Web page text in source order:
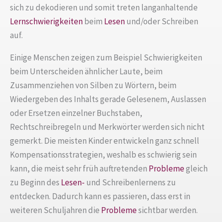
sich zu dekodieren und somit treten langanhaltende
Lernschwierigkeitenbeim Lesenund/oder Schreiben
auf.
Einige Menschen zeigen zum Beispiel Schwierigkeiten
beim Unterscheiden ähnlicher Laute, beim
Zusammenziehen von Silben zu Wörtern, beim
Wiedergeben des Inhalts gerade Gelesenem, Auslassen
oder Ersetzen einzelner Buchstaben,
Rechtschreibregeln und Merkwörter werden sich nicht
gemerkt. Die meisten Kinder entwickeln ganz schnell
Kompensationsstrategien, weshalb es schwierig sein
kann, die meist sehr früh auftretenden Problemegleich
zu Beginn des Lesen- und Schreibenlernens zu
entdecken. Dadurch kann es passieren, dass erst in
weiteren Schuljahren die Problemesichtbar werden.